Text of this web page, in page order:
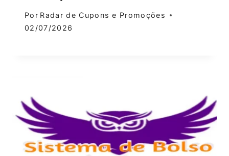
Por Radar de Cupons e Promoções
02/07/2026